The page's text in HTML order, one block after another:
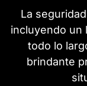
La
incluyendo un
todo lo
brindante